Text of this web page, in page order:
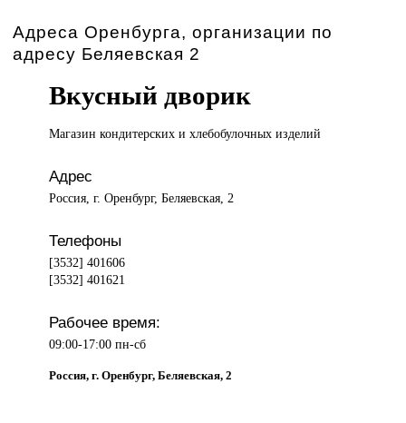
Адреса Оренбурга, организации по
адресу Беляевская 2
Вкусный дворик
Магазин кондитерскихи хлебобулочных изделий
Адрес
Россия, г. Оренбург, Беляевская, 2
Телефоны
[3532] 401606
[3532] 401621
Рабочее время:
09:00-17:00 пн-сб
Россия, г. Оренбург, Беляевская, 2